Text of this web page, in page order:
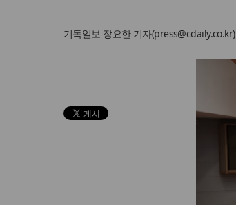
기독일보 장요한 기자(press@cdaily.co.kr)